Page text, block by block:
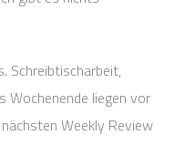
Schreibtischarbeit,
Wochenende liegen vor
Weekly Review